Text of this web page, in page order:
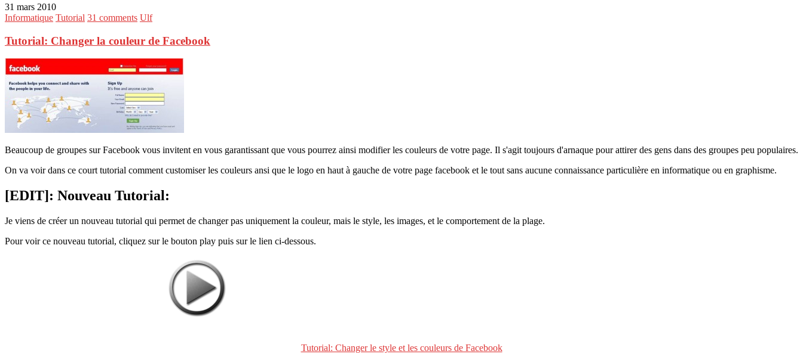
31 mars 2010
Informatique Tutorial 31 comments Ulf
Tutorial: Changer la couleur de Facebook
Beaucoup de groupes sur Facebook vous invitent en vous garantissant que vous pourrez ainsi modifier les couleurs de votre page. Il s'agit toujours d'arnaque pour attirer des gens dans des groupes peu populaires.
On va voir dans ce court tutorial comment customiser les couleurs ansi que le logo en haut à gauche de votre page facebook et le tout sans aucune connaissance particulière en informatique ou en graphisme.
[EDIT]: Nouveau Tutorial:
Je viens de créer un nouveau tutorial qui permet de changer pas uniquement la couleur, mais le style, les images, et le comportement de la plage.
Pour voir ce nouveau tutorial, cliquez sur le bouton play puis sur le lien ci-dessous.
Tutorial: Changer le style et les couleurs de Facebook